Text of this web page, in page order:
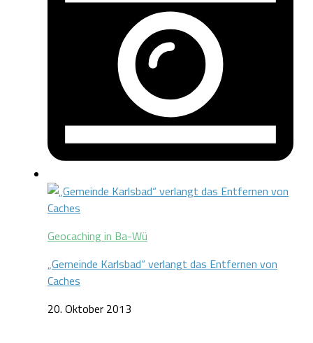
Geocaching in Ba-Wü
„Gemeinde Karlsbad“ verlangt das Entfernen von
Caches
20. Oktober 2013